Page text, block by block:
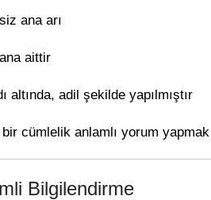
ana arı
aittir
altında, adil şekilde yapılmıştır
cümlelik anlamlı yorum yapmak
Bilgilendirme